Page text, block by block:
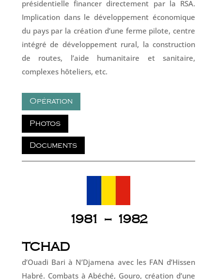
présidentielle financer directement par la RSA.
Implication dans le développement économique
du pays par la création d’une ferme pilote, centre
intégré de développement rural, la construction
de routes, l’aide humanitaire et sanitaire,
complexes hôteliers, etc.
Opération
Photos
Documents
1981 – 1982
TCHAD
d’Ouadi Bari à N’Djamena avec les FAN d’Hissen
Habré. Combats à Abéché, Gouro, création d’une